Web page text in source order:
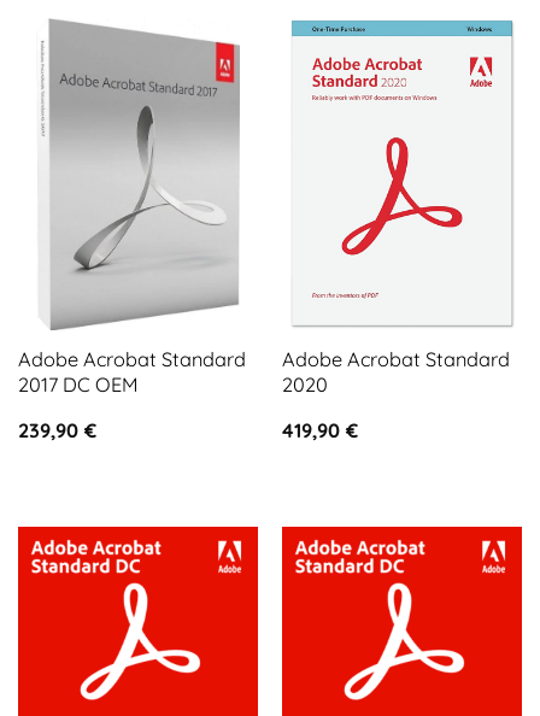
Adobe Acrobat Standard
2017 DC OEM
239,90 €
Adobe Acrobat Standard
2020
419,90 €